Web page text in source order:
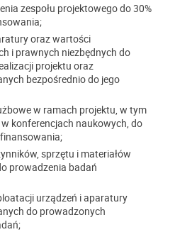
zespołu projektowego do 30%
oraz wartości
i prawnych niezbędnych do
projektu oraz
bezpośrednio do jego
w ramach projektu, w tym
w konferencjach naukowych, do
sprzętu i materiałów
prowadzenia badań
urządzeń i aparatury
do prowadzonych